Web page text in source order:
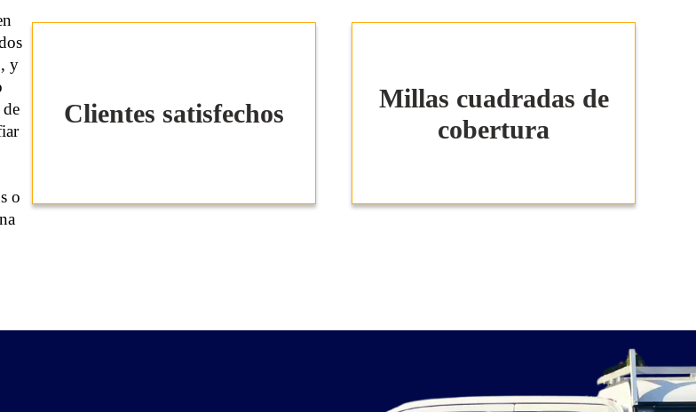
y
o
Clientes satisfechos
Millas cuadradas de
cobertura